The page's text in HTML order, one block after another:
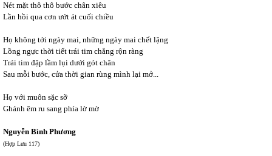
Nét mặt thô thô bước chân xiêu
Lần hồi qua cơn ướt át cuối chiều
Họ không tới ngày mai, những ngày mai chết lặng
Lồng ngực thời tiết trái tim chẳng rộn ràng
Trái tim đập lầm lụi dưới gót chân
Sau mỗi bước, cửa thời gian rùng mình lại mở...
Họ với muôn sặc sỡ
Ghánh êm ru sang phía lờ mờ
Nguyễn Bình Phương
(Hợp Lưu 117)